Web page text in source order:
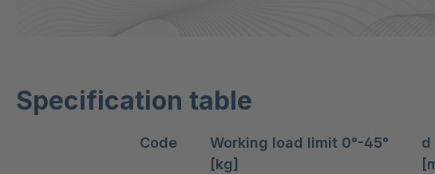
Specification table
Code Working load limit 0°-45° d
[kg]